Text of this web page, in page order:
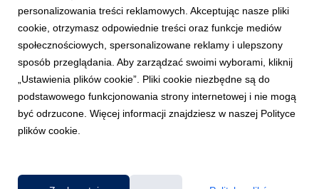
POZNAŃ
Jak nie dać się zwariować podczas
wyprzedaży
6 lutego 2018
Zaraz po Świętach Bożego Narodzenia sieci handlowe
ogłaszają okres wielkich wyprzedaży. Kusząc atrakcyjnymi
promocjami, rabatami cenowymi i gratisami, przyciągają tłumy
personalizowania treści reklamowych. Akceptując nasze pliki
cookie, otrzymasz odpowiednie treści oraz funkcje mediów
społecznościowych, spersonalizowane reklamy i ulepszony
sposób przeglądania. Aby zarządzać swoimi wyborami, kliknij
„Ustawienia plików cookie”. Pliki cookie niezbędne są do
podstawowego funkcjonowania strony internetowej i nie mogą
być odrzucone. Więcej informacji znajdziesz w naszej Polityce
plików cookie.